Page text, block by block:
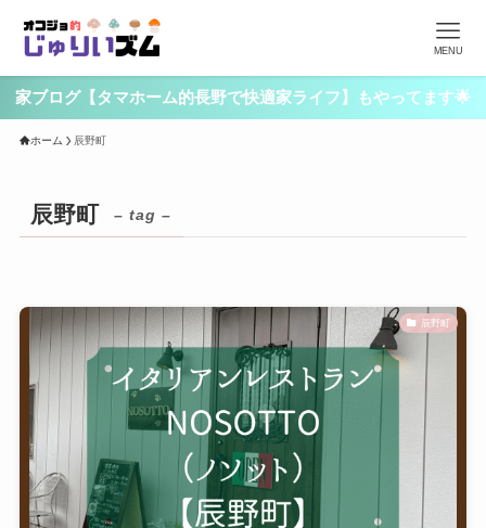
MENU
家ブログ【タマホーム的長野で快適家ライフ】もやってます🌟
ホーム 辰野町
辰野町 – tag –
辰野町